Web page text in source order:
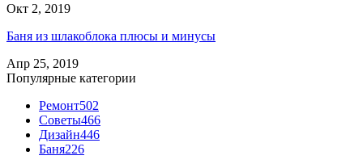
Окт 2, 2019
Баня из шлакоблока плюсы и минусы
Апр 25, 2019
Популярные категории
Ремонт502
Советы466
Дизайн446
Баня226